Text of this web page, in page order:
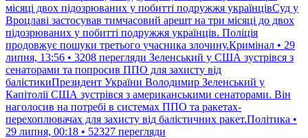
місяці двох підозрюваних у побитті подружжя українцівСуд у
Вроцлаві застосував тимчасовий арешт на три місяці до двох
підозрюваних у побитті подружжя українців. Поліція
продовжує пошуки третього учасника злочину.Кримінал • 29
липня, 13:56 • 3208 перегляди Зеленський у США зустрівся з
сенаторами та попросив ППО для захисту від
балістикиПрезидент України Володимир Зеленський у
Капітолії США зустрівся з американськими сенаторами. Він
наголосив на потребі в системах ППО та ракетах-
перехоплювачах для захисту від балістичних ракет.Політика •
29 липня, 00:18 • 52327 перегляди